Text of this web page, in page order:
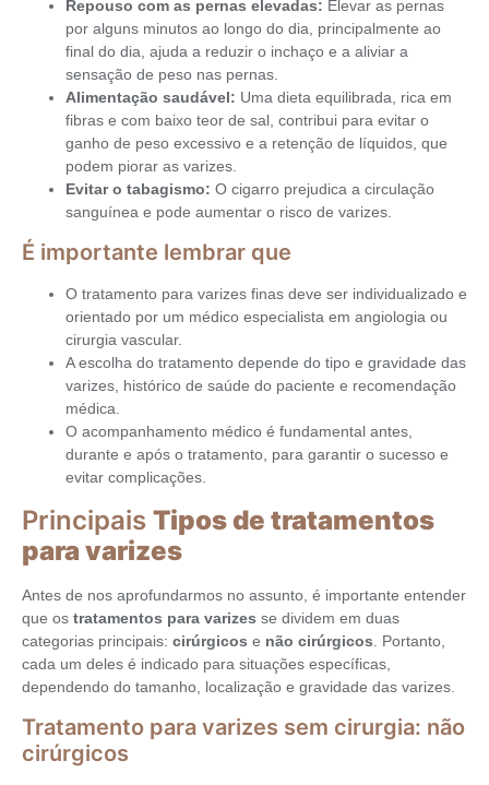
Repouso com as pernas elevadas: Elevar as pernas
por alguns minutos ao longo do dia, principalmente ao
final do dia, ajuda a reduzir o inchaço e a aliviar a
sensação de peso nas pernas.
Alimentação saudável: Uma dieta equilibrada, rica em
fibras e com baixo teor de sal, contribui para evitar o
ganho de peso excessivo e a retenção de líquidos, que
podem piorar as varizes.
Evitar o tabagismo: O cigarro prejudica a circulação
sanguínea e pode aumentar o risco de varizes.
É importante lembrar que
O tratamento para varizes finas deve ser individualizado e
orientado por um médico especialista em angiologia ou
cirurgia vascular.
A escolha do tratamento depende do tipo e gravidade das
varizes, histórico de saúde do paciente e recomendação
médica.
O acompanhamento médico é fundamental antes,
durante e após o tratamento, para garantir o sucesso e
evitar complicações.
Principais Tipos de tratamentos
para varizes
Antes de nos aprofundarmos no assunto, é importante entender
que os tratamentos para varizes se dividem em duas
categorias principais: cirúrgicos e não cirúrgicos . Portanto,
cada um deles é indicado para situações específicas,
dependendo do tamanho, localização e gravidade das varizes.
Tratamento para varizes sem cirurgia: não
cirúrgicos